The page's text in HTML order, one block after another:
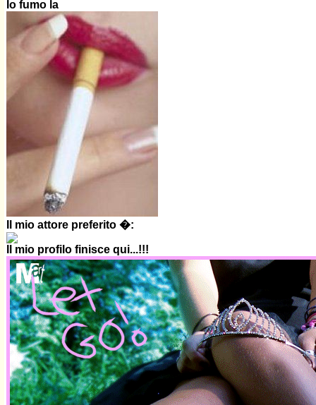
Io fumo la
Il mio attore preferito �:
Il mio profilo finisce qui...!!!